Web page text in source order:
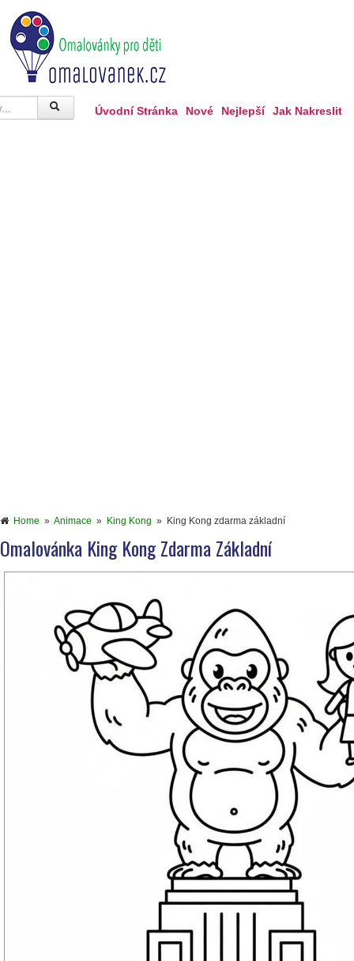
Úvodní Stránka Nové Nejlepší Jak Nakreslit
Home » Animace » King Kong » King Kong zdarma základní
Omalovánka King Kong Zdarma Základní